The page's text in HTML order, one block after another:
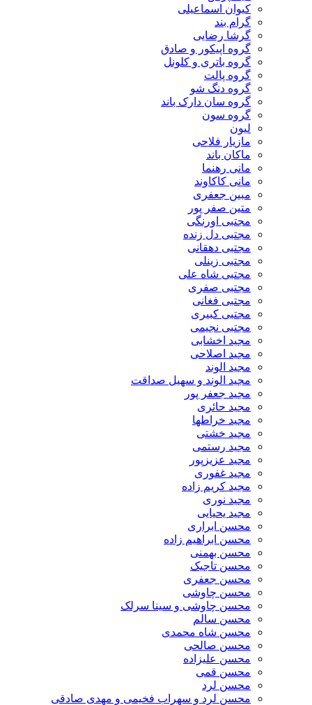
کیوان اسماعیلی
گرام بند
گرشا رضایی
گروه اپیکور و صادق
گروه باتری و کلونل
گروه پالت
گروه دنگ شو
گروه سان دارک باند
گروه سون
لیون
مازیار فلاحی
ماکان باند
مانی رهنما
مانی کاکاوند
مبین جعفری
متین صفر پور
مجتبی اورنگی
مجتبی دل زنده
مجتبی دهقانی
مجتبی زینلی
مجتبی شاه علی
مجتبی صفری
مجتبی فغانی
مجتبی کبیری
مجتبی نجیمی
مجید اخشابی
مجید اصلاحی
مجید الوند‎
مجید الوند و سهیل صداقت
مجید جعفر پور
مجید حائری
مجید خراطها
مجید خشتی
مجید رستمی
مجید عزیزپور
مجید غفوری
مجید کریم زاده
مجید نوری
مجید یحیایی
محسن ابراری
محسن ابراهیم زاده
محسن بهمنی
محسن تاجیک
محسن جعفری
محسن چاوشی
محسن چاوشی و سینا سرلک
محسن سالم
محسن شاه محمدی
محسن صالحی
محسن علیزاده
محسن قمی
محسن لرد
محسن لرد و سهراب فخیمی و مهدی صادقی